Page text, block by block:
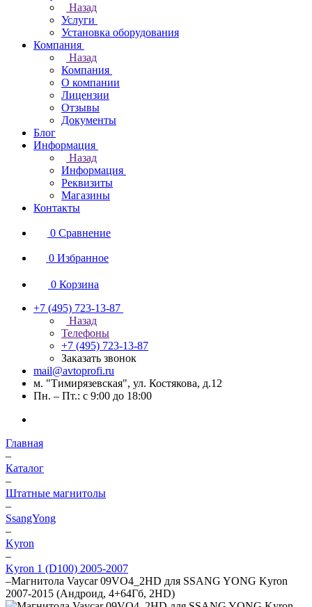
Назад
Услуги
Установка оборудования
Компания
Назад
Компания
О компании
Лицензии
Отзывы
Документы
Блог
Информация
Назад
Информация
Реквизиты
Магазины
Контакты
0 Сравнение
0 Избранное
0 Корзина
+7 (495) 723-13-87
Назад
Телефоны
+7 (495) 723-13-87
Заказать звонок
mail@avtoprofi.ru
м. "Тимирязевская", ул. Костякова, д.12
Пн. – Пт.: с 9:00 до 18:00
Главная
–
Каталог
–
Штатные магнитолы
–
SsangYong
–
Kyron
–
Kyron 1 (D100) 2005-2007
–Магнитола Vaycar 09VO4_2HD для SSANG YONG Kyron
2007-2015 (Андроид, 4+64Гб, 2HD)